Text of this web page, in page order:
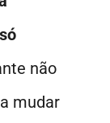
não
mudar